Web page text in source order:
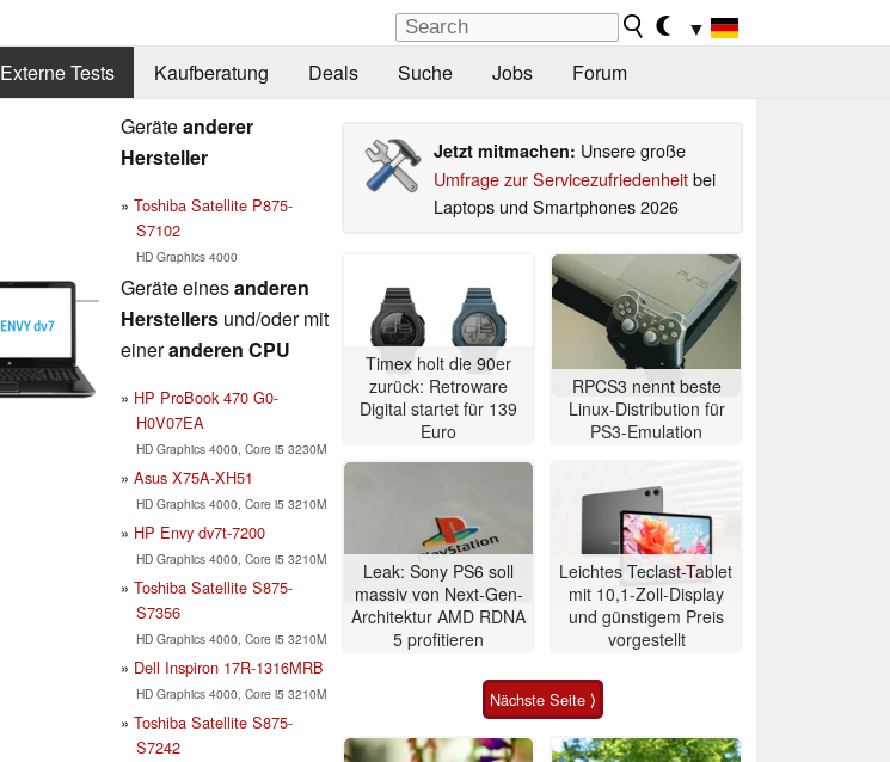
▼
Externe Tests Kaufberatung Deals Suche Jobs Forum
Geräteanderer
Hersteller
Toshiba Satellite P875-
S7102
HD Graphics 4000
Geräte einesanderen
Herstellers und/oder mit
eineranderen CPU
HP ProBook 470 G0-
H0V07EA
HD Graphics 4000, Core i5 3230M
Asus X75A-XH51
HD Graphics 4000, Core i5 3210M
HP Envy dv7t-7200
HD Graphics 4000, Core i5 3210M
Toshiba Satellite S875-
S7356
HD Graphics 4000, Core i5 3210M
Dell Inspiron 17R-1316MRB
HD Graphics 4000, Core i5 3210M
Toshiba Satellite S875-
S7242
Jetzt mitmachen: Unsere große
Umfrage zur Servicezufriedenheitbei
Laptops und Smartphones 2026
Timex holt die 90er
zurück: Retroware
Digital startet für 139
Euro
RPCS3 nennt beste
Linux-Distribution für
PS3-Emulation
Leak: Sony PS6 soll
massiv von Next-Gen-
Architektur AMD RDNA
5 profitieren
Leichtes Teclast-Tablet
mit 10,1-Zoll-Display
und günstigem Preis
vorgestellt
Nächste Seite ⟩